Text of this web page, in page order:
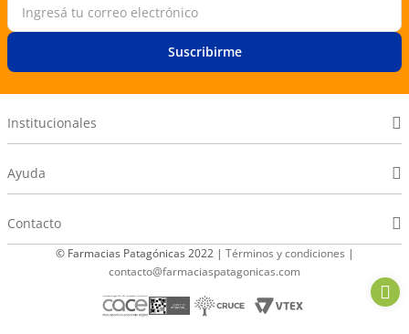
Suscribirme
Institucionales
Ayuda
Contacto
© Farmacias Patagónicas 2022 | Términos y condiciones |
contacto@farmaciaspatagonicas.com